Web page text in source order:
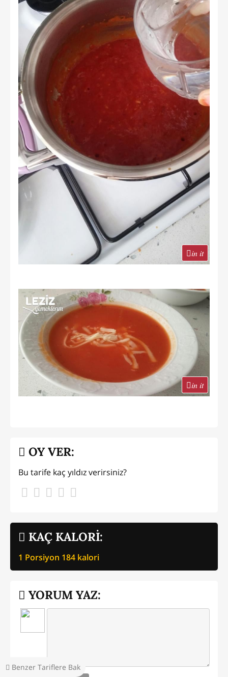
Benzer Tariflere Bak
in it
in it
KAÇ KALORİ:
1 Porsiyon 184 kalori
OY VER:
Bu tarife kaç yıldız verirsiniz?
YORUM YAZ: